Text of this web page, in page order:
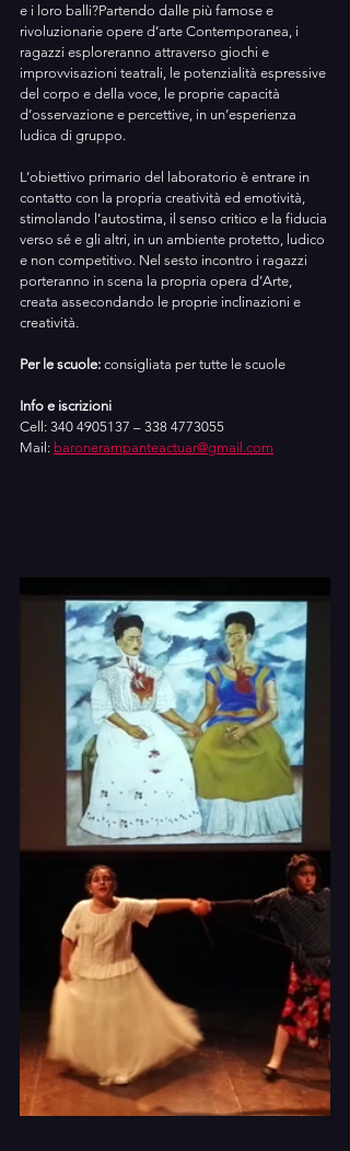
e i loro balli?Partendo dalle più famose e
rivoluzionarie opere d’arte Contemporanea, i
ragazzi esploreranno attraverso giochi e
improvvisazioni teatrali, le potenzialità espressive
del corpo e della voce, le proprie capacità
d’osservazione e percettive, in un’esperienza
ludica di gruppo.
L’obiettivo primario del laboratorio è entrare in
contatto con la propria creatività ed emotività,
stimolando l’autostima, il senso critico e la fiducia
verso sé e gli altri, in un ambiente protetto, ludico
e non competitivo. Nel sesto incontro i ragazzi
porteranno in scena la propria opera d’Arte,
creata assecondando le proprie inclinazioni e
creatività.
Per le scuole: consigliata per tutte le scuole
Info e iscrizioni
Cell: 340 4905137 – 338 4773055
Mail: baronerampanteactuar@gmail.com